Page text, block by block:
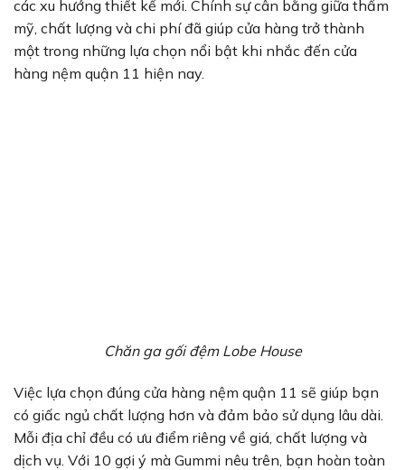
các xu hướng thiết kế mới. Chính sự cân bằng giữa thẩm
mỹ, chất lượng và chi phí đã giúp cửa hàng trở thành
một trong những lựa chọn nổi bật khi nhắc đến cửa
hàng nệm quận 11 hiện nay.
Chăn ga gối đệm Lobe House
Việc lựa chọn đúng cửa hàng nệm quận 11 sẽ giúp bạn
có giấc ngủ chất lượng hơn và đảm bảo sử dụng lâu dài.
Mỗi địa chỉ đều có ưu điểm riêng về giá, chất lượng và
dịch vụ. Với 10 gợi ý mà Gummi nêu trên, bạn hoàn toàn